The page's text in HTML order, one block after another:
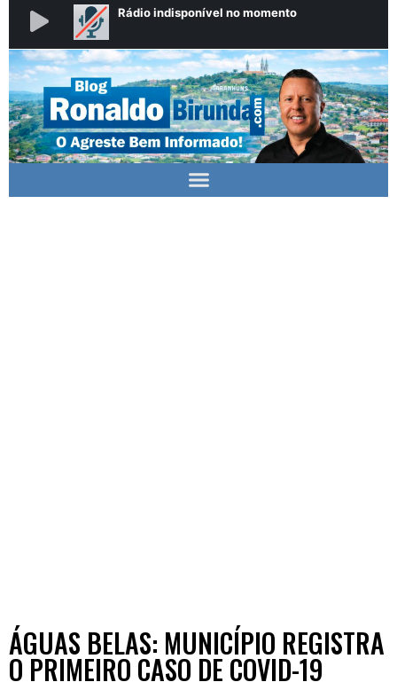
ÁGUAS BELAS: MUNICÍPIO REGISTRA
O PRIMEIRO CASO DE COVID-19